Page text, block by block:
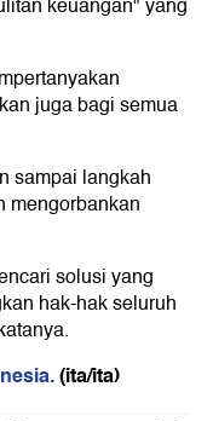
keuangan" yang
juga bagi semua
sampai langkah
mengorbankan
solusi yang
hak-hak seluruh
(ita/ita)